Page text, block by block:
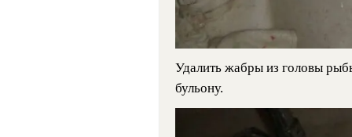
Удалить жабры из головы
бульону.